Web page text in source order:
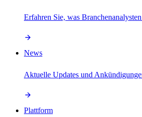
Erfahren Sie, was
News
Aktuelle Updates und
Plattform